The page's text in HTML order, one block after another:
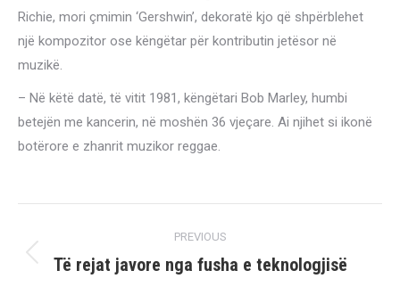
Richie, mori çmimin ‘Gershwin’, dekoratë kjo që shpërblehet
një kompozitor ose këngëtar për kontributin jetësor në
muzikë.
– Në këtë datë, të vitit 1981, këngëtari Bob Marley, humbi
betejën me kancerin, në moshën 36 vjeçare. Ai njihet si ikonë
botërore e zhanrit muzikor reggae.
navigation
PREVIOUS
Previous
Të rejat javore nga fusha e teknologjisë